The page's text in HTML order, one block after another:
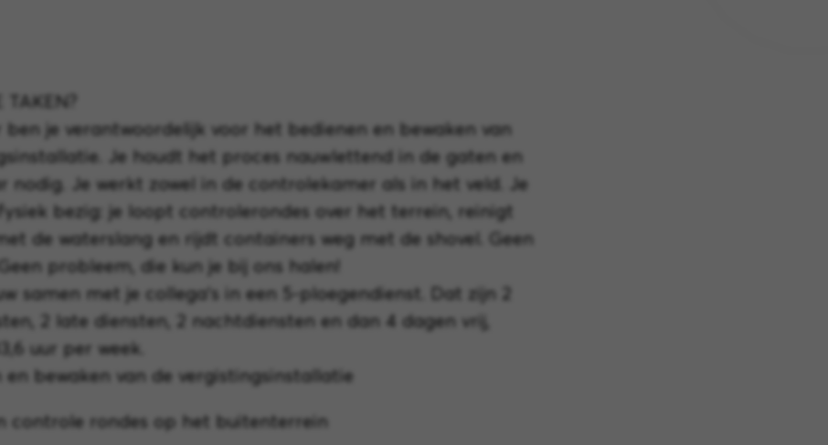
je verantwoordelijk voor het bedienen en bewaken van
Je houdt het proces nauwlettend in de gaten en
nodig. Je werkt zowel in de controlekamer als in het veld. Je
bezig: je loopt controlerondes over het terrein, reinigt
de waterslang en rijdt containers weg met de shovel. Geen
probleem, die kun je bij ons halen!
samen met je collega’s in een 5-ploegendienst. Dat zijn 2
2 late diensten, 2 nachtdiensten en dan 4 dagen vrij,
uur per week.
en bewaken van de vergistingsinstallatie
controle rondes op het buitenterrein